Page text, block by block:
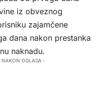
iz obveznog
zajamčene
dana nakon prestanka
naknadu.
NAKON OGLASA -